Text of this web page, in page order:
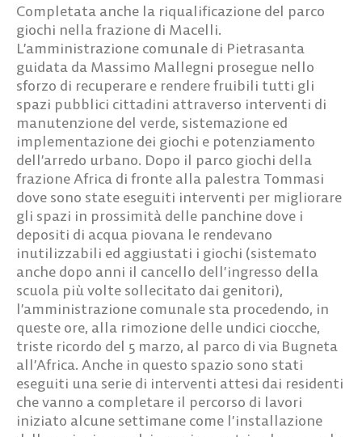
Completata anche la riqualificazione del parco
giochi nella frazione di Macelli.
L’amministrazione comunale di Pietrasanta
guidata da Massimo Mallegni prosegue nello
sforzo di recuperare e rendere fruibili tutti gli
spazi pubblici cittadini attraverso interventi di
manutenzione del verde, sistemazione ed
implementazione dei giochi e potenziamento
dell’arredo urbano. Dopo il parco giochi della
frazione Africa di fronte alla palestra Tommasi
dove sono state eseguiti interventi per migliorare
gli spazi in prossimità delle panchine dove i
depositi di acqua piovana le rendevano
inutilizzabili ed aggiustati i giochi (sistemato
anche dopo anni il cancello dell’ingresso della
scuola più volte sollecitato dai genitori),
l’amministrazione comunale sta procedendo, in
queste ore, alla rimozione delle undici ciocche,
triste ricordo del 5 marzo, al parco di via Bugneta
all’Africa. Anche in questo spazio sono stati
eseguiti una serie di interventi attesi dai residenti
che vanno a completare il percorso di lavori
iniziato alcune settimane come l’installazione